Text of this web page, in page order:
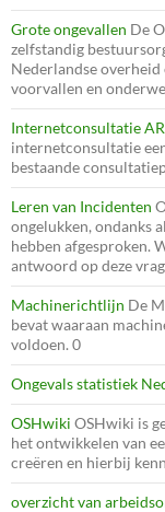
Grote ongevallen De
zelfstandig
Nederlandse
voorvallen en
Internetconsultatie
internetconsultatie
bestaande
Leren van Incidenten
ongelukken, ondanks
hebben afgesproken.
antwoord op deze
Machinerichtlijn De
bevat waaraan
voldoen. 0
Ongevals statistiek
OSHwiki OSHwiki is
het ontwikkelen van
creëren en hierbij
overzicht van